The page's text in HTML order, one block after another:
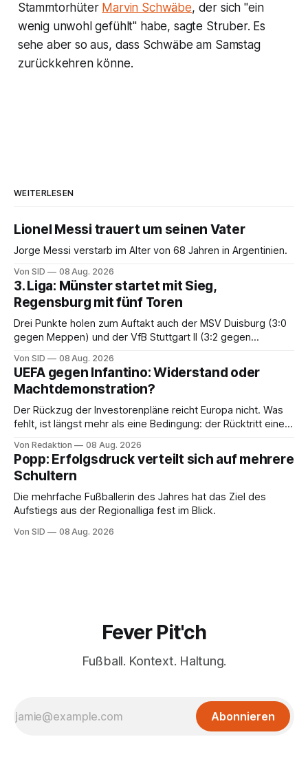
Stammtorhüter Marvin Schwäbe, der sich "ein
wenig unwohl gefühlt" habe, sagte Struber. Es
sehe aber so aus, dass Schwäbe am Samstag
zurückkehren könne.
WEITERLESEN
Lionel Messi trauert um seinen Vater
Jorge Messi verstarb im Alter von 68 Jahren in Argentinien.
Von SID 08 Aug. 2026
3. Liga: Münster startet mit Sieg,
Regensburg mit fünf Toren
Drei Punkte holen zum Auftakt auch der MSV Duisburg (3:0
gegen Meppen) und der VfB Stuttgart II (3:2 gegen
Von SID 08 Aug. 2026
UEFA gegen Infantino: Widerstand oder
Machtdemonstration?
Der Rückzug der Investorenpläne reicht Europa nicht. Was
fehlt, ist längst mehr als eine Bedingung: der Rücktritt eines
Von Redaktion 08 Aug. 2026
Popp: Erfolgsdruck verteilt sich auf mehrere
Schultern
Die mehrfache Fußballerin des Jahres hat das Ziel des
Aufstiegs aus der Regionalliga fest im Blick.
Von SID 08 Aug. 2026
Fever Pit'ch
Fußball. Kontext. Haltung.
Abonnieren